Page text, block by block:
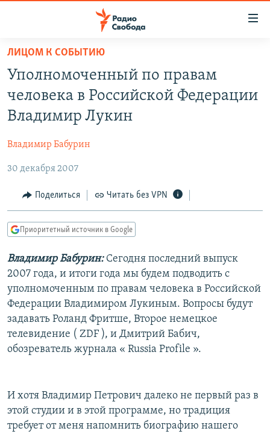
упрощенного
доступа
основному
Вернутся
навигации
Вернутся
поиску
АВТОРСКИЕ ПРОЕКТЫ
МНЕНИЯ
КУЛЬТУРА
IDEL.РЕАЛИИ
СЕВЕР.РЕАЛИИ
СИБИРЬ.РЕАЛИИ
РАСПИСАНИЕ ВЕЩАНИЯ
ПОДПИШИТЕСЬ НА РАССЫЛКУ
СОЦИАЛЬНЫЕ СЕТИ
Все сайты РСЕ/РС
ЛИЦОМ К СОБЫТИЮ
Уполномоченный по правам
человека в Российской Федерации
Владимир Лукин
Владимир Бабурин
30 декабря 2007
Поделиться Читать без VPN
Приоритетный источник в Google
Владимир Бабурин: Сегодня последний выпуск
2007 года, и итоги года мы будем подводить с
уполномоченным по правам человека в Российской
Федерации Владимиром Лукиным. Вопросы будут
задавать Роланд Фритше, Второе немецкое
телевидение ( ZDF ), и Дмитрий Бабич,
обозреватель журнала « Russia Profile ».
И хотя Владимир Петрович далеко не первый раз в
этой студии и в этой программе, но традиция
требует от меня напомнить биографию нашего